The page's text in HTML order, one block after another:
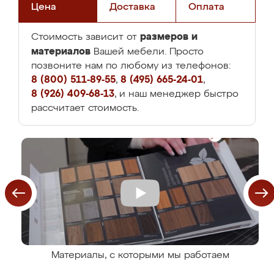
Цена Доставка Оплата
Стоимость зависит от размеров и
материалов Вашей мебели. Просто
позвоните нам по любому из телефонов:
8 (800) 511-89-55, 8 (495) 665-24-01,
8 (926) 409-68-13, и наш менеджер быстро
рассчитает стоимость.
Материалы, с которыми мы работаем